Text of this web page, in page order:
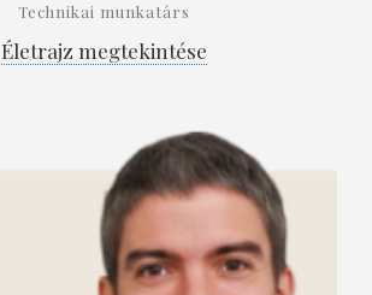
Technikai munkatárs
Életrajz megtekintése